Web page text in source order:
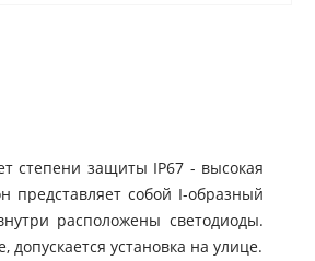
степени защиты IP67 - высокая
представляет собой I-образный
расположены светодиоды.
установка на улице.